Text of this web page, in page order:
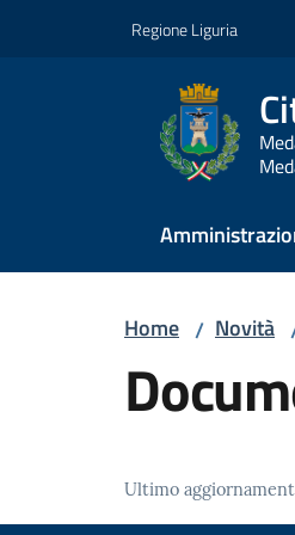
Regione Liguria
Home / Novità
Ultimo